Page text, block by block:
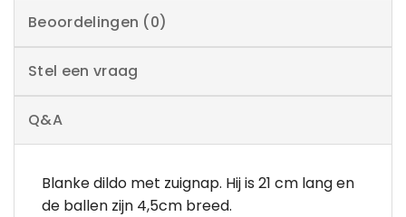
Beoordelingen (0)
Stel een vraag
Q&A
Blanke dildo met zuignap. Hij is 21 cm lang en
de ballen zijn 4,5cm breed.